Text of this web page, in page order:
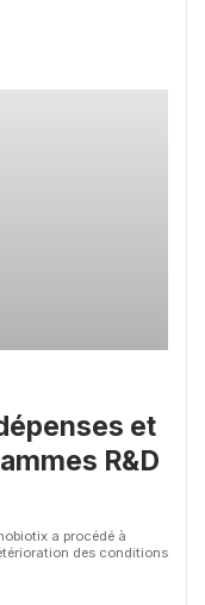
et
R&D
a procédé à
des conditions